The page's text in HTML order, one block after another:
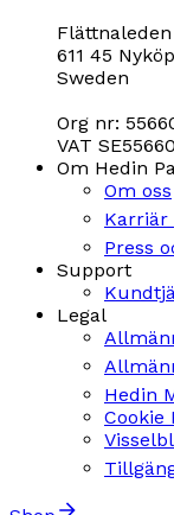
Flättnaleden
611 45
Sweden
Org nr:
VAT
Om Hedin
Om oss
Karriär
Press
Support
Legal
Hedin
Cookie